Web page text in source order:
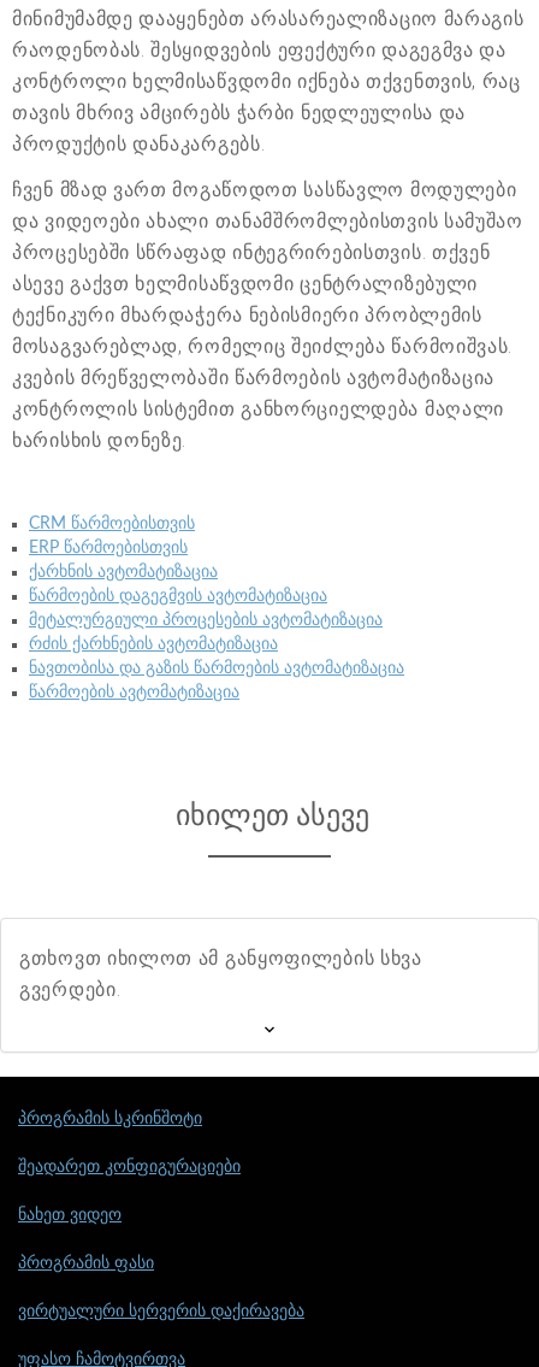
მინიმუმამდე დააყენებთ არასარეალიზაციო მარაგის
რაოდენობას. შესყიდვების ეფექტური დაგეგმვა და
კონტროლი ხელმისაწვდომი იქნება თქვენთვის, რაც
თავის მხრივ ამცირებს ჭარბი ნედლეულისა და
პროდუქტის დანაკარგებს.
ჩვენ მზად ვართ მოგაწოდოთ სასწავლო მოდულები
და ვიდეოები ახალი თანამშრომლებისთვის სამუშაო
პროცესებში სწრაფად ინტეგრირებისთვის. თქვენ
ასევე გაქვთ ხელმისაწვდომი ცენტრალიზებული
ტექნიკური მხარდაჭერა ნებისმიერი პრობლემის
მოსაგვარებლად, რომელიც შეიძლება წარმოიშვას.
კვების მრეწველობაში წარმოების ავტომატიზაცია
კონტროლის სისტემით განხორციელდება მაღალი
ხარისხის დონეზე.
CRM წარმოებისთვის
ERP წარმოებისთვის
ქარხნის ავტომატიზაცია
წარმოების დაგეგმვის ავტომატიზაცია
მეტალურგიული პროცესების ავტომატიზაცია
რძის ქარხნების ავტომატიზაცია
ნავთობისა და გაზის წარმოების ავტომატიზაცია
წარმოების ავტომატიზაცია
იხილეთ ასევე
გთხოვთ იხილოთ ამ განყოფილების სხვა
გვერდები.
პროგრამის სკრინშოტი
შეადარეთ კონფიგურაციები
ნახეთ ვიდეო
პროგრამის ფასი
ვირტუალური სერვერის დაქირავება
უფასო ჩამოტვირთვა